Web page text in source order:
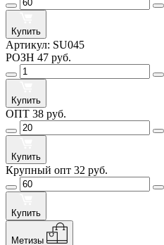
Купить
Артикул: SU045
РОЗН 47 руб.
Купить
ОПТ 38 руб.
Купить
Крупный опт 32 руб.
Купить
Метизы